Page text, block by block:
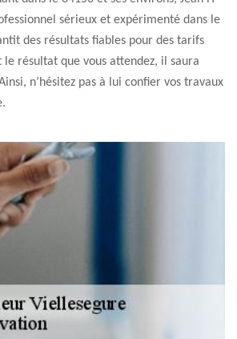
sérieux et expérimenté dans le
des résultats fiables pour des tarifs
le résultat que vous attendez, il saura
n’hésitez pas à lui confier vos travaux